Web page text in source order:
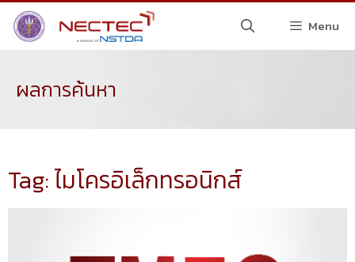
Menu
ผลการค้นหา
Tag: ไมโครอิเล็กทรอนิกส์